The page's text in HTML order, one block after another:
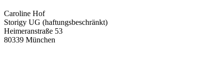
Caroline Hof
Storigy UG (haftungsbeschränkt)
Heimeranstraße 53
80339 München